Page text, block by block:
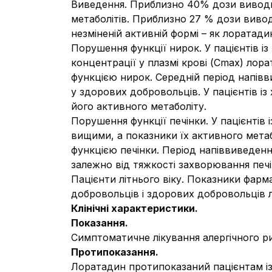
Виведення. Приблизно 40% дози
метаболітів. Приблизно 27 % дози
незміненій активній формі – як
Порушення функції нирок. У пацієнтів
концентрації у плазмі крові (Сmax)
функцією нирок. Середній період
у здорових добровольців. У пацієнтів
його активного метаболіту.
Порушення функції печінки. У
вищими, а показники їх активного
функцією печінки. Період
залежно від тяжкості захворювання
Пацієнти літнього віку. Показники
добровольців і здорових добровольців
Клінічні характеристики.
Показання.
Симптоматичне лікування алергічного
Протипоказання.
Лоратадин протипоказаний пацієнтам